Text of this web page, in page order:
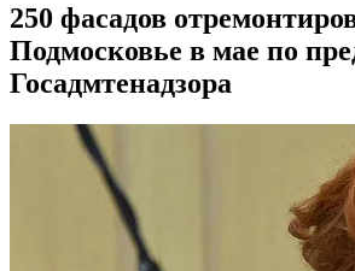
250 фасадов
Подмосковье в мае по
Госадмтенадзора